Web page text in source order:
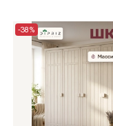
-38%